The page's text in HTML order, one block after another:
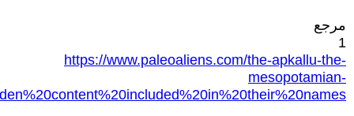
مرجع
1
https://www.paleoaliens.com/the-apkallu-the-
mesopotamian-